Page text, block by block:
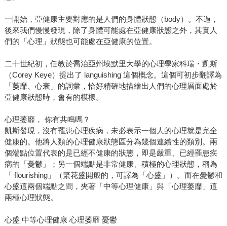
一開始，亞健康主要對應的是人們的身體狀態（body）。不過，
後來我們慢慢發現，除了身體可能處在亞健康狀態之外，其實人
們的「心理」狀態也可能處在亞健康的位置。
二十世紀初，任教於喬治亞州埃默里大學的心理學家科瑞・凱斯
（Corey Keye）提出了 languishing 這個概念。這個可初步翻譯為
「萎靡、心衰」的詞彙，恰好精確地描繪出人們的心理層面處於
亞健康狀態時，會有的模樣。
心理萎靡， 你有共鳴嗎？
凱斯發現，沒有罹患心理疾病，未必表示一個人的心理就是完全
健康的。他將人類的心理健康狀態區分為幾個連續性的類別。兩
個端點位置代表的是已經不健康的狀態，即是嚴重、已經罹患疾
病的「憂鬱」；另一個端點是非常健康、積極的心理狀態，稱為
「 flourishing」（繁花盛開般的，可譯為「心盛」）。而在憂鬱和
心盛這兩個端點之間，夾著「中等心理健康」與「心理萎靡」這
兩種心理狀態。
心盛 中等心理健康 心理萎靡 憂鬱